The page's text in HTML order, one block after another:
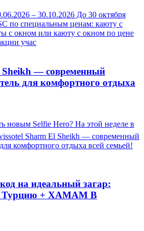
– 30.10.2026 До 30 октября
по специальным ценам: каюту с
с окном или каюту с окном по цене
учас
Sheikh — современный
для комфортного отдыха
новым Selfie Hero? На этой неделе в
Sharm El Sheikh — современный
комфортного отдыха всей семьей!
на идеальный загар:
Турцию + ХАМАМ В